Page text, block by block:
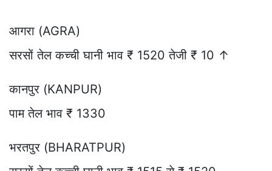
आगरा (AGRA)
सरसों तेल कच्ची घानी भाव ₹ 1520 तेजी ₹ 10 ↑
कानपुर (KANPUR)
पाम तेल भाव ₹ 1330
भरतपुर (BHARATPUR)